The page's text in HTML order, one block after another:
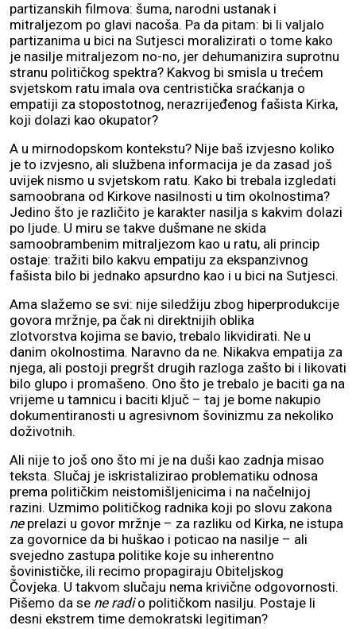
partizanskih filmova: šuma, narodni ustanak i
mitraljezom po glavi nacoša. Pa da pitam: bi li valjalo
partizanima u bici na Sutjesci moralizirati o tome kako
je nasilje mitraljezom no-no, jer dehumanizira suprotnu
stranu političkog spektra? Kakvog bi smisla u trećem
svjetskom ratu imala ova centristička sraćkanja o
empatiji za stopostotnog, nerazrijeđenog fašista Kirka,
koji dolazi kao okupator?
A u mirnodopskom kontekstu? Nije baš izvjesno koliko
je to izvjesno, ali službena informacija je da zasad još
uvijek nismo u svjetskom ratu. Kako bi trebala izgledati
samoobrana od Kirkove nasilnosti u tim okolnostima?
Jedino što je različito je karakter nasilja s kakvim dolazi
po ljude. U miru se takve dušmane ne skida
samoobrambenim mitraljezom kao u ratu, ali princip
ostaje: tražiti bilo kakvu empatiju za ekspanzivnog
fašista bilo bi jednako apsurdno kao i u bici na Sutjesci.
Ama slažemo se svi: nije siledžiju zbog hiperprodukcije
govora mržnje, pa čak ni direktnijih oblika
zlotvorstva kojima se bavio, trebalo likvidirati. Ne u
danim okolnostima. Naravno da ne. Nikakva empatija za
njega, ali postoji pregršt drugih razloga zašto bi i likovati
bilo glupo i promašeno. Ono što je trebalo je baciti ga na
vrijeme u tamnicu i baciti ključ – taj je bome nakupio
dokumentiranosti u agresivnom šovinizmu za nekoliko
doživotnih.
Ali nije to još ono što mi je na duši kao zadnja misao
teksta. Slučaj je iskristalizirao problematiku odnosa
prema političkim neistomišljenicima i na načelnijoj
razini. Uzmimo političkog radnika koji po slovu zakona
neprelazi u govor mržnje – za razliku od Kirka, ne istupa
za govornice da bi huškao i poticao na nasilje – ali
svejedno zastupa politike koje su inherentno
šovinističke, ili recimo propagiraju Obiteljskog
Čovjeka. U takvom slučaju nema krivične odgovornosti.
Pišemo da se ne radio političkom nasilju. Postaje li
desni ekstrem time demokratski legitiman?